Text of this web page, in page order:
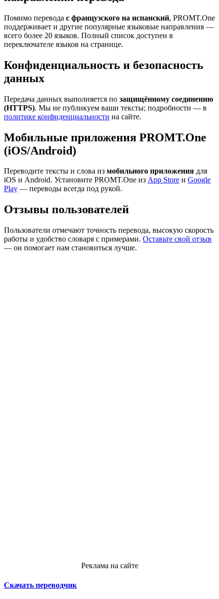
Помимо перевода с французского на испанский, PROMT.One
поддерживает и другие популярные языковые направления —
всего более 20 языков. Полный список доступен в
переключателе языков на странице.
Конфиденциальность и безопасность
данных
Передача данных выполняется по защищённому соединению
(HTTPS). Мы не публикуем ваши тексты; подробности — в
политике конфиденциальности на сайте.
Мобильные приложения PROMT.One
(iOS/Android)
Переводите тексты и слова из мобильного приложения для
iOS и Android. Установите PROMT.One из App Store и Google
Play — переводы всегда под рукой.
Отзывы пользователей
Пользователи отмечают точность перевода, высокую скорость
работы и удобство словаря с примерами. Оставьте свой отзыв
— он помогает нам становиться лучше.
Реклама на сайте
Скачать переводчик